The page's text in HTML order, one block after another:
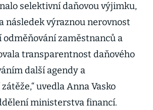
selektivní daňovou výjimku,
následek výraznou nerovnost
odměňování zaměstnanců a
transparentnost daňového
další agendy a
uvedla Anna Vasko
ministerstva financí.